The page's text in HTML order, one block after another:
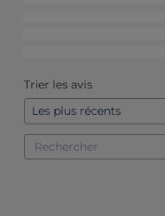
Trier les avis